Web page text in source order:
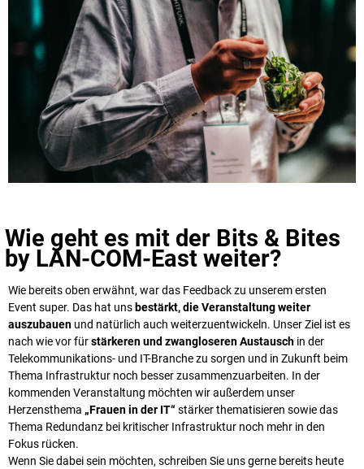
Wie geht es mit der Bits & Bites
by LAN-COM-East weiter?
Wie bereits oben erwähnt, war das Feedback zu unserem ersten
Event super. Das hat uns bestärkt, die Veranstaltung weiter
auszubauen und natürlich auch weiterzuentwickeln. Unser Ziel ist es
nach wie vor fürstärkeren und zwangloseren Austausch in der
Telekommunikations- und IT-Branche zu sorgen und in Zukunft beim
Thema Infrastruktur noch besser zusammenzuarbeiten. In der
kommenden Veranstaltung möchten wir außerdem unser
Herzensthema „Frauen in der IT“stärker thematisieren sowie das
Thema Redundanz bei kritischer Infrastruktur noch mehr in den
Fokus rücken.
Wenn Sie dabei sein möchten, schreiben Sie uns gerne bereits heute